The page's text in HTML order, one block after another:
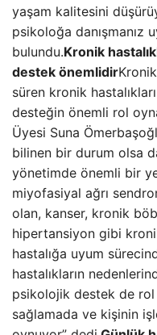
yaşam kalitesini
psikoloğa danışmanız
bulundu.Kronik
destek önemlidir
süren kronik
desteğin önemli rol
Üyesi Suna
bilinen bir durum olsa
yönetimde önemli bir
miyofasiyal ağrı
olan, kanser, kronik
hipertansiyon gibi
hastalığa uyum
hastalıkların
psikolojik destek de
sağlamada ve kişinin